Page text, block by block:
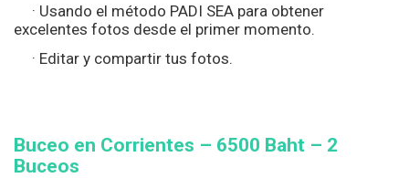
· Usando el método PADI SEA para obtener
excelentes fotos desde el primer momento.
· Editar y compartir tus fotos.
Buceo en Corrientes – 6500 Baht – 2
Buceos